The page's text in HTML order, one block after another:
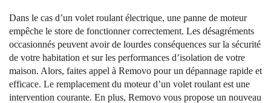
Dans le cas d’un volet roulant électrique, une panne de moteur
empêche le store de fonctionner correctement. Les désagréments
occasionnés peuvent avoir de lourdes conséquences sur la sécurité
de votre habitation et sur les performances d’isolation de votre
maison. Alors, faites appel à Removo pour un dépannage rapide et
efficace. Le remplacement du moteur d’un volet roulant est une
intervention courante. En plus, Removo vous propose un nouveau